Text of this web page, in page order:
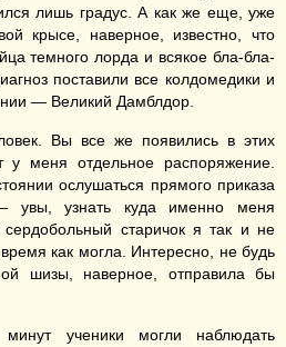
лишь градус. А как же еще, уже
крысе, наверное, известно, что
темного лорда и всякое бла-бла-
поставили все колдомедики и
— Великий Дамблдор.
Вы все же появились в этих
меня отдельное распоряжение.
ослушаться прямого приказа
увы, узнать куда именно меня
сердобольный старичок я так и не
как могла. Интересно, не будь
шизы, наверное, отправила бы
ученики могли наблюдать